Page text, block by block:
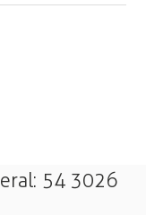
não
dos
DE
RECOLHIMENTO
54 3026